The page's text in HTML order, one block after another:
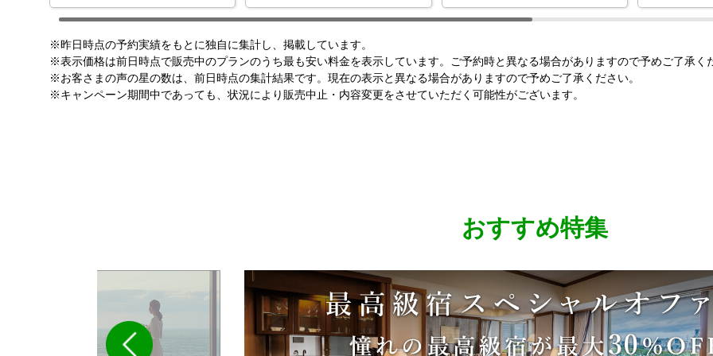
※昨日時点の予約実績をもとに独自に集計し、掲載しています。
※表示価格は前日時点で販売中のプランのうち最も安い料金を表示しています。ご予約時と異なる場合がありますので予めご了承く
※お客さまの声の星の数は、前日時点の集計結果です。現在の表示と異なる場合がありますので予めご了承ください。
※キャンペーン期間中であっても、状況により販売中止・内容変更をさせていただく可能性がございます。
おすすめ特集